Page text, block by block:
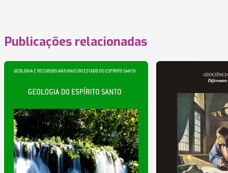
Publicações relacionadas